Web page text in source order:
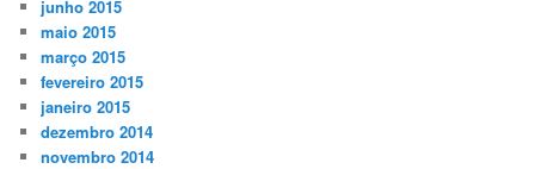
junho 2015
maio 2015
março 2015
fevereiro 2015
janeiro 2015
dezembro 2014
novembro 2014